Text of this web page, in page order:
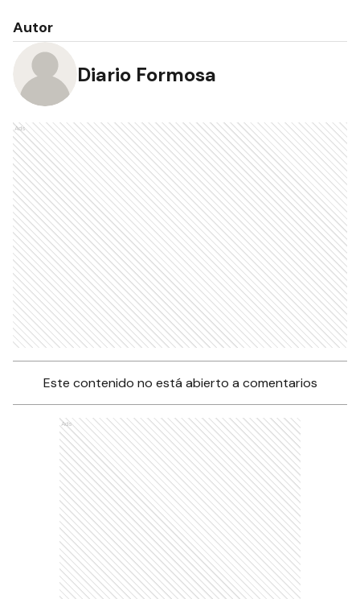
Autor
Diario Formosa
Ads
Este contenido no está abierto a comentarios
Ads